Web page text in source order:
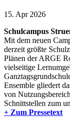
15. Apr 2026
Schulcampus
Mit dem neuen
derzeit größte
Plänen der ARGE
vielseitige
Ensemble gliedert
von
Schnittstellen zum
+ Zum Pressetext